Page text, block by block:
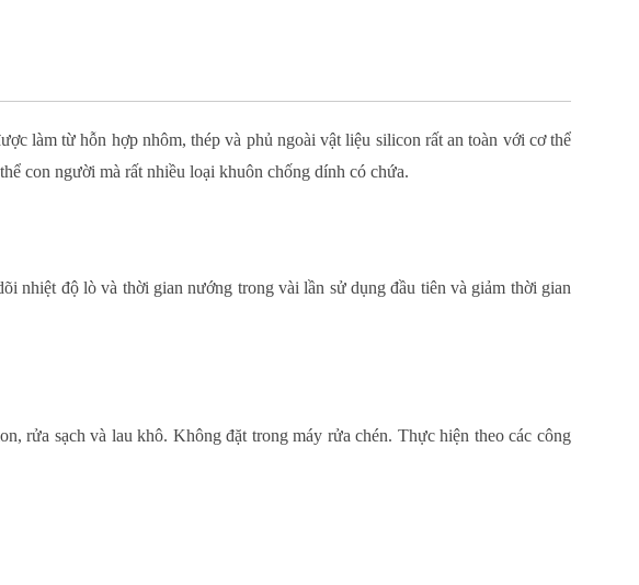
làm từ hỗn hợp nhôm, thép và phủ ngoài vật liệu silicon rất an toàn với cơ thể
con người mà rất nhiều loại khuôn chống dính có chứa.
nhiệt độ lò và thời gian nướng trong vài lần sử dụng đầu tiên và giảm thời gian
rửa sạch và lau khô. Không đặt trong máy rửa chén. Thực hiện theo các công